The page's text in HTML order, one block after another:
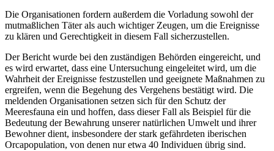
Die Organisationen fordern außerdem die Vorladung sowohl der
mutmaßlichen Täter als auch wichtiger Zeugen, um die Ereignisse
zu klären und Gerechtigkeit in diesem Fall sicherzustellen.
Der Bericht wurde bei den zuständigen Behörden eingereicht, und
es wird erwartet, dass eine Untersuchung eingeleitet wird, um die
Wahrheit der Ereignisse festzustellen und geeignete Maßnahmen zu
ergreifen, wenn die Begehung des Vergehens bestätigt wird. Die
meldenden Organisationen setzen sich für den Schutz der
Meeresfauna ein und hoffen, dass dieser Fall als Beispiel für die
Bedeutung der Bewahrung unserer natürlichen Umwelt und ihrer
Bewohner dient, insbesondere der stark gefährdeten iberischen
Orcapopulation, von denen nur etwa 40 Individuen übrig sind.